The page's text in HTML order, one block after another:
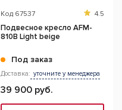
Код 67537 4.5
Подвесное кресло AFM-
810B Light beige
Под заказ
Доставка: уточните у менеджера
39 900 руб.